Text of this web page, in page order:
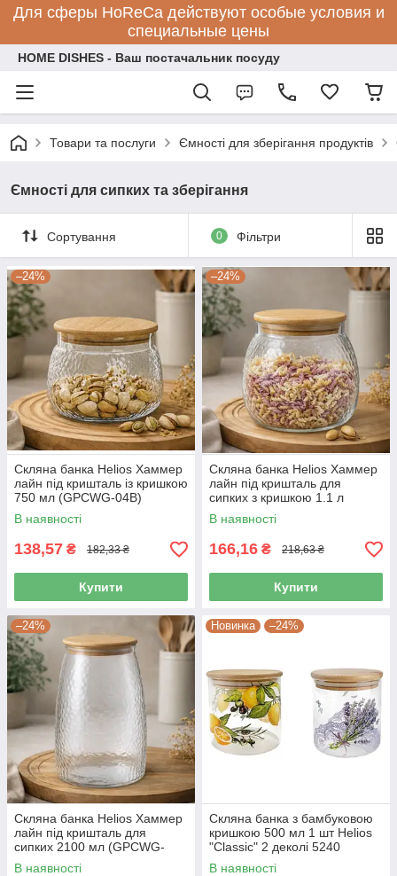
Для сферы HoReCa действуют особые условия и
специальные цены
HOME DISHES - Ваш постачальник посуду
Товари та послуги Ємності для зберігання продуктів
Ємності для сипких та зберігання
Сортування 0 Фільтри
–24%
Скляна банка Helios Хаммер
лайн під кришталь із кришкою
750 мл (GPCWG-04B)
В наявності
138,57 ₴ 182,33 ₴
Купити
–24%
Скляна банка Helios Хаммер
лайн під кришталь для
сипких з кришкою 1.1 л
(GPCWG-03B)
В наявності
166,16 ₴ 218,63 ₴
Купити
–24%
Скляна банка Helios Хаммер
лайн під кришталь для
сипких 2100 мл (GPCWG-
01B)
В наявності
Новинка –24%
Скляна банка з бамбуковою
кришкою 500 мл 1 шт Helios
"Classic" 2 деколі 5240
В наявності